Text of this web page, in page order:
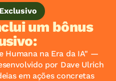
um bônus
Humana na Era da IA" —
por Dave Ulrich
em ações concretas